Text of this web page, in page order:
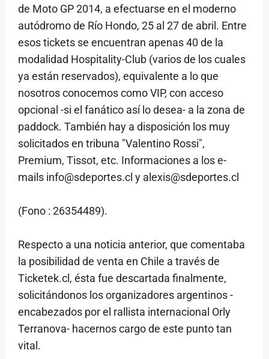
de Moto GP 2014, a efectuarse en el moderno
autódromo de Río Hondo, 25 al 27 de abril. Entre
esos tickets se encuentran apenas 40 de la
modalidad Hospitality-Club (varios de los cuales
ya están reservados), equivalente a lo que
nosotros conocemos como VIP, con acceso
opcional -si el fanático así lo desea- a la zona de
paddock. También hay a disposición los muy
solicitados en tribuna "Valentino Rossi",
Premium, Tissot, etc. Informaciones a los e-
mails info@sdeportes.cl y alexis@sdeportes.cl
(Fono : 26354489).
Respecto a una noticia anterior, que comentaba
la posibilidad de venta en Chile a través de
Ticketek.cl, ésta fue descartada finalmente,
solicitándonos los organizadores argentinos -
encabezados por el rallista internacional Orly
Terranova- hacernos cargo de este punto tan
vital.